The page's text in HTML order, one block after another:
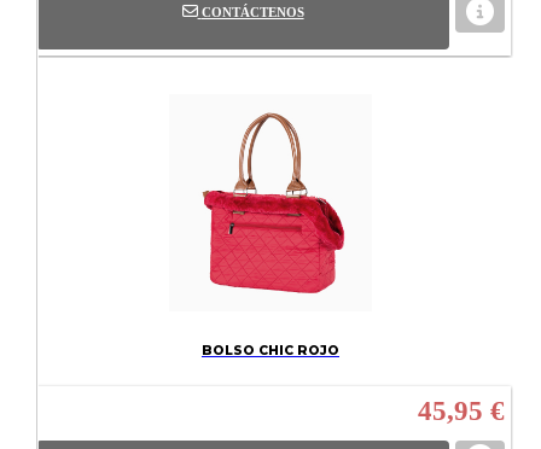
CONTÁCTENOS
BOLSO CHIC ROJO
45,95 €